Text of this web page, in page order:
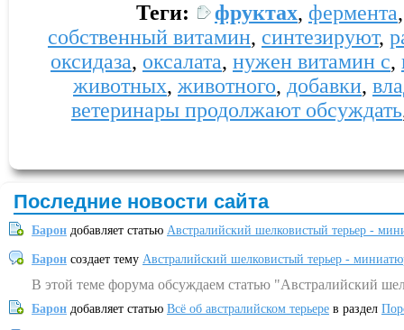
Теги: фруктах, фермента
собственный витамин, синтезируют,
оксидаза, оксалата, нужен витамин c,
животных, животного, добавки,
ветеринары продолжают обсуждать
Последние новости сайта
Барон добавляет статью Австралийский шелковистый терьер -
Барон создает тему Австралийский шелковистый терьер -
В этой теме форума обсуждаем статью "Австралийский
Барон добавляет статью Всё об австралийском терьере в раздел